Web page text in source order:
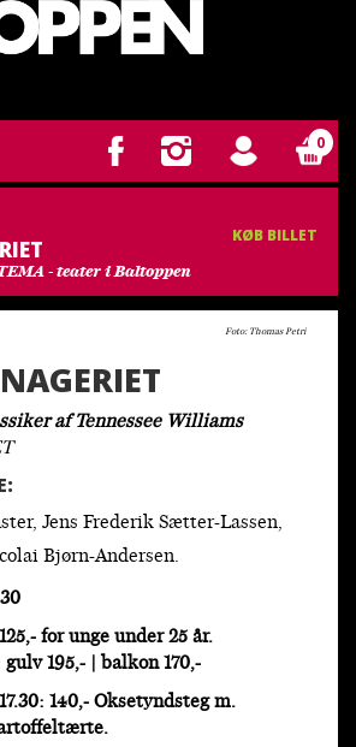
0
- teater i Baltoppen
KØB BILLET
Foto: Thomas Petri
af Tennessee Williams
Jens Frederik Sætter-Lassen,
Bjørn-Andersen.
for unge under 25 år.
195,- | balkon 170,-
140,-Oksetyndsteg m.